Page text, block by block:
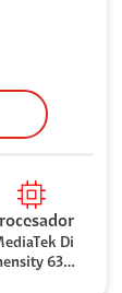
Di
630